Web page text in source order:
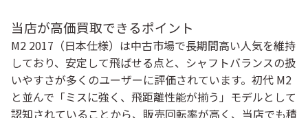
当店が高価買取できるポイント
M2 2017（日本仕様）は中古市場で長期間高い人気を維持
しており、安定して飛ばせる点と、シャフトバランスの扱
いやすさが多くのユーザーに評価されています。初代 M2
と並んで「ミスに強く、飛距離性能が揃う」モデルとして
認知されていることから、販売回転率が高く、当店でも積